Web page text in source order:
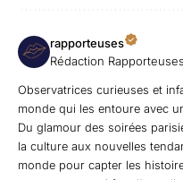
rapporteuses
Rédaction Rapporteuses
Observatrices curieuses et
monde qui les entoure avec
Du glamour des soirées
la culture aux nouvelles
monde pour capter les